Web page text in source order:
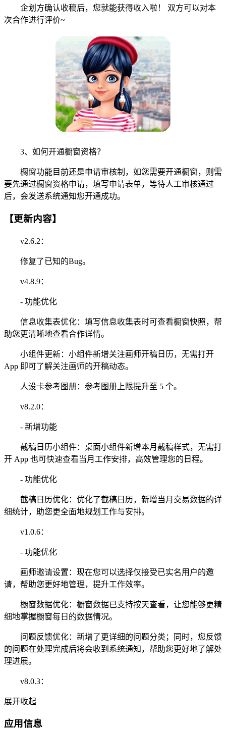
企划方确认收稿后，您就能获得收入啦！ 双方可以对本
次合作进行评价~
3、如何开通橱窗资格？
橱窗功能目前还是申请审核制，如您需要开通橱窗，则需
要先通过橱窗资格申请，填写申请表单，等待人工审核通过
后，会发送系统通知您开通成功。
【更新内容】
v2.6.2：
修复了已知的Bug。
v4.8.9：
- 功能优化
信息收集表优化：填写信息收集表时可查看橱窗快照，帮
助您更清晰地查看合作详情。
小组件更新：小组件新增关注画师开稿日历，无需打开
App 即可了解关注画师的开稿动态。
人设卡参考图册：参考图册上限提升至 5 个。
v8.2.0：
- 新增功能
截稿日历小组件：桌面小组件新增本月截稿样式，无需打
开 App 也可快速查看当月工作安排，高效管理您的日程。
- 功能优化
截稿日历优化：优化了截稿日历，新增当月交易数据的详
细统计，助您更全面地规划工作与安排。
v1.0.6：
- 功能优化
画师邀请设置：现在您可以选择仅接受已实名用户的邀
请，帮助您更好地管理，提升工作效率。
橱窗数据优化：橱窗数据已支持按天查看，让您能够更精
细地掌握橱窗每日的数据情况。
问题反馈优化：新增了更详细的问题分类；同时，您反馈
的问题在处理完成后将会收到系统通知，帮助您更好地了解处
理进展。
v8.0.3：
展开收起
应用信息